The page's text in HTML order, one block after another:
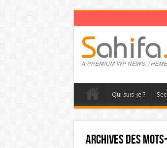
Qui suis-je ?
Archives des